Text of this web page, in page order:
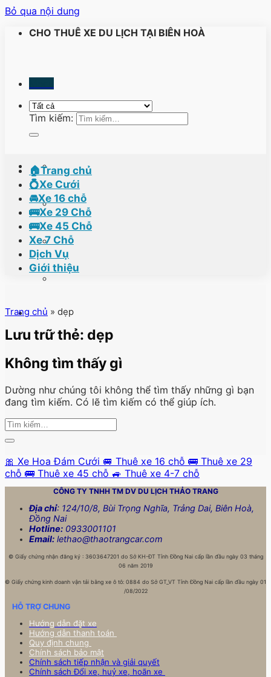
Bỏ qua nội dung
CHO THUÊ XE DU LỊCH TẠI BIÊN HOÀ
Tìm kiếm:
🏠Trang chủ
💍Xe Cưới
🚘Xe 16 chỗ
🚌Xe 29 Chỗ
🚌Xe 45 Chỗ
Xe 7 Chỗ
Dịch Vụ
Giới thiệu
Trang chủ » dẹp
Lưu trữ thẻ: dẹp
Không tìm thấy gì
Dường như chúng tôi không thể tìm thấy những gì bạn
đang tìm kiếm. Có lẽ tìm kiếm có thể giúp ích.
🎀 Xe Hoa Đám Cưới 🚐 Thuê xe 16 chỗ 🚌 Thuê xe 29
chỗ 🚌 Thuê xe 45 chỗ 🚙 Thuê xe 4-7 chỗ
CÔNG TY TNHH TM DV DU LỊCH THẢO TRANG
Địa chỉ: 124/10/8, Bùi Trọng Nghĩa, Trảng Dai, Biên Hoà,
Đồng Nai
Hotline: 0933001101
Email: lethao@thaotrangcar.com
©Giấy chứng nhận đăng ký : 3603647201 do Sở KH-ĐT Tỉnh Đồng Nai cấp lần đầu ngày 03 tháng
06 năm 2019
© Giấy chứng kinh doanh vận tải bằng xe ô tô: 0884 do Sở GT_VT Tỉnh Đồng Nai cấp lần đầu ngày 01
/08/2022
HỖ TRỢ CHUNG
Hướng dẫn đặt xe
Hướng dẫn thanh toán
Quy định chung
Chính sách bảo mật
Chính sách tiếp nhận và giải quyết
Chính sách Đổi xe, huỷ xe, hoãn xe